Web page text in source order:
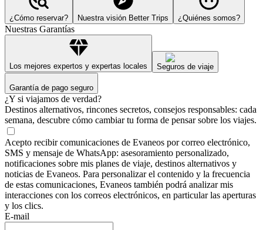
¿Cómo reservar? Nuestra visión Better Trips ¿Quiénes somos?
Nuestras Garantías
Los mejores expertos y expertas locales Seguros de viaje
Garantía de pago seguro
¿Y si viajamos de verdad?
Destinos alternativos, rincones secretos, consejos responsables: cada
semana, descubre cómo cambiar tu forma de pensar sobre los viajes.
Acepto recibir comunicaciones de Evaneos por correo electrónico,
SMS y mensaje de WhatsApp: asesoramiento personalizado,
notificaciones sobre mis planes de viaje, destinos alternativos y
noticias de Evaneos. Para personalizar el contenido y la frecuencia
de estas comunicaciones, Evaneos también podrá analizar mis
interacciones con los correos electrónicos, en particular las aperturas
y los clics.
E-mail